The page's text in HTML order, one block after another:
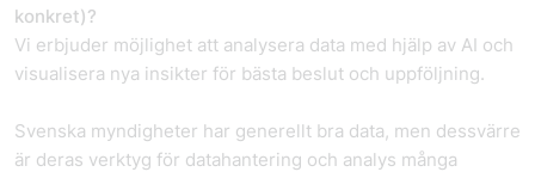
konkret)?
Vi erbjuder möjlighet att analysera data med hjälp av AI och
visualisera nya insikter för bästa beslut och uppföljning.
Svenska myndigheter har generellt bra data, men dessvärre
är deras verktyg för datahantering och analys många